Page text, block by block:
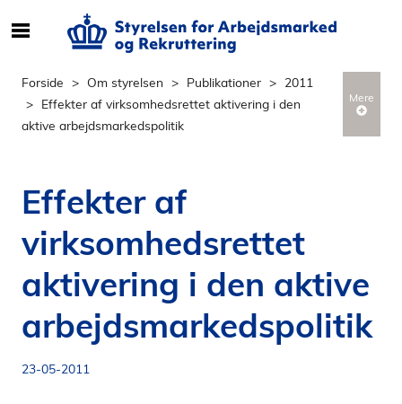
e
f
i
h
d
å
Forside Om styrelsen Publikationer
2011
Effekter af virksomhedsrettet aktivering i den
aktive arbejdsmarkedspolitik
Effekter af
virksomhedsrettet
aktivering i den aktive
arbejdsmarkedspolitik
23-05-2011